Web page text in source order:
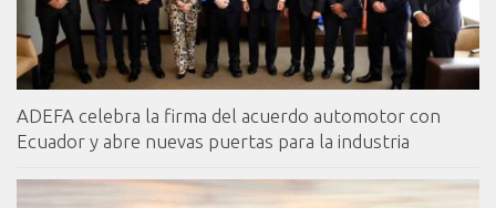
ADEFA celebra la firma del acuerdo automotor con
Ecuador y abre nuevas puertas para la industria